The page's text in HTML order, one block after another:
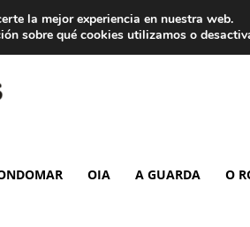
OIA A GUARDA O
la mejor experiencia en nuestra web.
sobre qué cookies utilizamos o